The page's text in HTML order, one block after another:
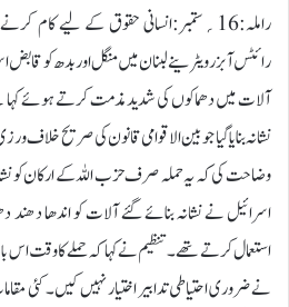
راملہ:16؍ستمبر:انسانی حقوق کے لیے کام
رائٹس آبزرویٹرینے لبنان میں منگل اور بدھ کو
آلات میں دھماکوں کی شدید مذمت کرتے ہوئے کہا
نشانہ بنایا گیا جو بین الاقوامی قانون کی صریح
وضاحت کی کہ یہ حملہ صرف حزب اللہ کے ارکان کو
اسرائیل نے نشانہ بنائے گئے آلات کو اندھا
استعمال کرتے تھے۔تنظیم نے کہا کہ حملے کا وقت
نے ضروری احتیاطی تدابیر اختیار نہیں کیں۔ کئی